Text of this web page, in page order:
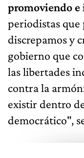
promoviendo
periodistas que
discrepamos y
gobierno que
las libertades
contra la
existir dentro
democrático",